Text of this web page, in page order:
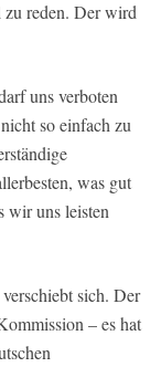
zu reden. Der wird
uns verboten
so einfach zu
was gut
wir uns leisten
sich. Der
– es hat